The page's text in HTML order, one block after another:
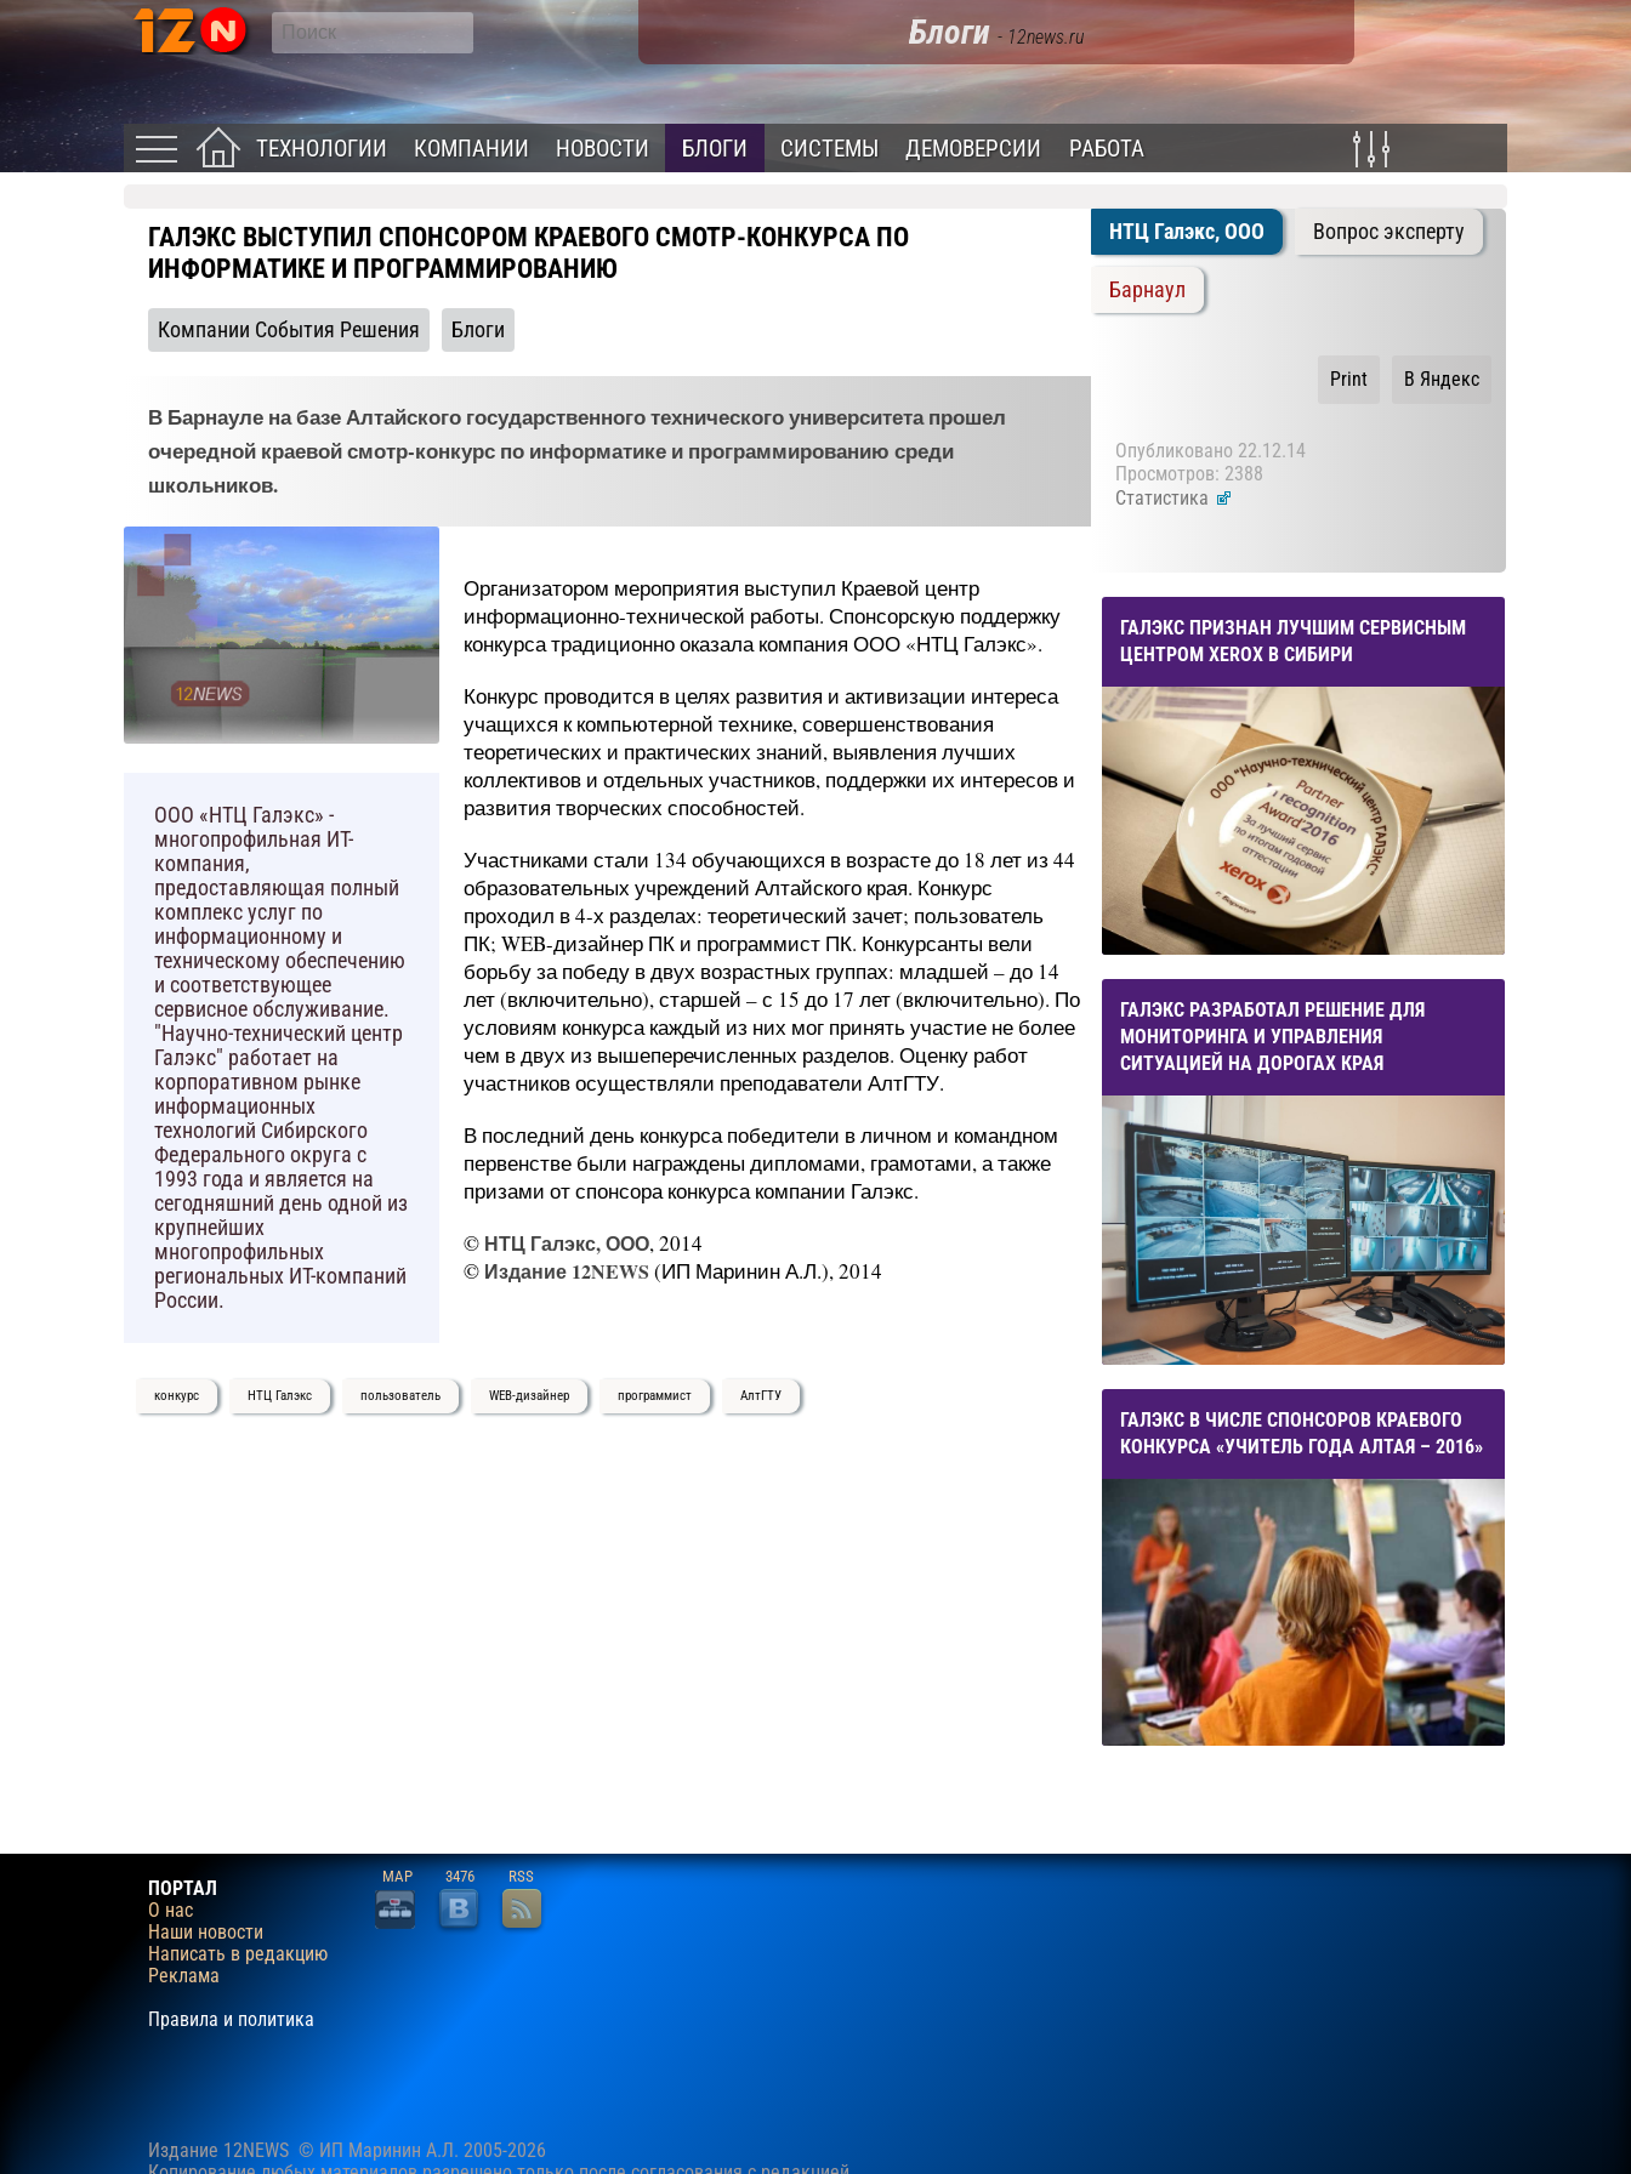
Блоги - 12news.ru
ТЕХНОЛОГИИ КОМПАНИИ НОВОСТИ БЛОГИ СИСТЕМЫ ДЕМОВЕРСИИ РАБОТА
ГАЛЭКС ВЫСТУПИЛ СПОНСОРОМ КРАЕВОГО СМОТР-КОНКУРСА ПО
ИНФОРМАТИКЕ И ПРОГРАММИРОВАНИЮ
Компании События Решения Блоги
В Барнауле на базе Алтайского государственного технического университета прошел
очередной краевой смотр-конкурс по информатике и программированию среди
школьников.
ООО «НТЦ Галэкс» -
многопрофильная ИТ-
компания,
предоставляющая полный
комплекс услуг по
информационному и
техническому обеспечению
и соответствующее
сервисное обслуживание.
"Научно-технический центр
Галэкс" работает на
корпоративном рынке
информационных
технологий Сибирского
Федерального округа с
1993 года и является на
сегодняшний день одной из
крупнейших
многопрофильных
региональных ИТ-компаний
России.
Организатором мероприятия выступил Краевой центр
информационно-технической работы. Спонсорскую поддержку
конкурса традиционно оказала компания ООО «НТЦ Галэкс».
Конкурс проводится в целях развития и активизации интереса
учащихся к компьютерной технике, совершенствования
теоретических и практических знаний, выявления лучших
коллективов и отдельных участников, поддержки их интересов и
развития творческих способностей.
Участниками стали 134 обучающихся в возрасте до 18 лет из 44
образовательных учреждений Алтайского края. Конкурс
проходил в 4-х разделах: теоретический зачет; пользователь
ПК; WEB-дизайнер ПК и программист ПК. Конкурсанты вели
борьбу за победу в двух возрастных группах: младшей – до 14
лет (включительно), старшей – с 15 до 17 лет (включительно). По
условиям конкурса каждый из них мог принять участие не более
чем в двух из вышеперечисленных разделов. Оценку работ
участников осуществляли преподаватели АлтГТУ.
В последний день конкурса победители в личном и командном
первенстве были награждены дипломами, грамотами, а также
призами от спонсора конкурса компании Галэкс.
© НТЦ Галэкс, ООО, 2014
© Издание 12NEWS (ИП Маринин А.Л.), 2014
конкурс НТЦ Галэкс пользователь WEB-дизайнер программист АлтГТУ
НТЦ Галэкс, ООО Вопрос эксперту
Барнаул
В Яндекс
Print
Опубликовано 22.12.14
Просмотров: 2388
Статистика
ГАЛЭКС ПРИЗНАН ЛУЧШИМ СЕРВИСНЫМ
ЦЕНТРОМ XEROX В СИБИРИ
ГАЛЭКС РАЗРАБОТАЛ РЕШЕНИЕ ДЛЯ
МОНИТОРИНГА И УПРАВЛЕНИЯ
СИТУАЦИЕЙ НА ДОРОГАХ КРАЯ
ГАЛЭКС В ЧИСЛЕ СПОНСОРОВ КРАЕВОГО
КОНКУРСА «УЧИТЕЛЬ ГОДА АЛТАЯ – 2016»
ПОРТАЛ
О нас
Наши новости
Написать в редакцию
Реклама
Правила и политика
MAP 3476 RSS
Издание 12NEWS © ИП Маринин А.Л. 2005-2026